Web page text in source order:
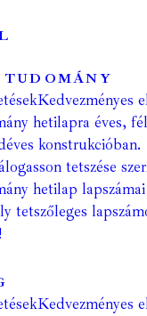
Kedvezményes
hetilapra éves,
konstrukcióban.
tetszése
hetilap
tetszőleges
Kedvezményes